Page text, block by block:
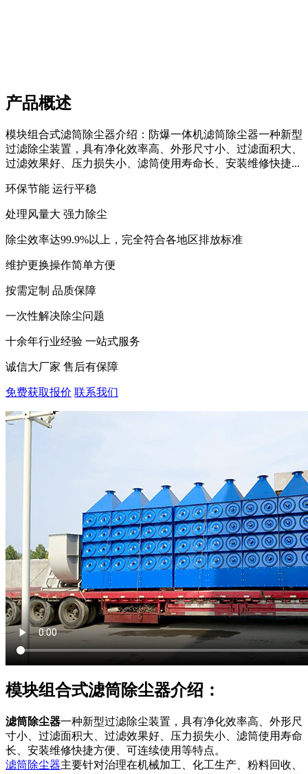
产品概述
模块组合式滤筒除尘器介绍：防爆一体机滤筒除尘器一种新型
过滤除尘装置，具有净化效率高、外形尺寸小、过滤面积大、
过滤效果好、压力损失小、滤筒使用寿命长、安装维修快捷...
环保节能 运行平稳
处理风量大 强力除尘
除尘效率达99.9%以上，完全符合各地区排放标准
维护更换操作简单方便
按需定制 品质保障
一次性解决除尘问题
十余年行业经验 一站式服务
诚信大厂家 售后有保障
免费获取报价 联系我们
模块组合式滤筒除尘器介绍：
滤筒除尘器一种新型过滤除尘装置，具有净化效率高、外形尺
寸小、过滤面积大、过滤效果好、压力损失小、滤筒使用寿命
长、安装维修快捷方便、可连续使用等特点。
滤筒除尘器主要针对治理在机械加工、化工生产、粉料回收、